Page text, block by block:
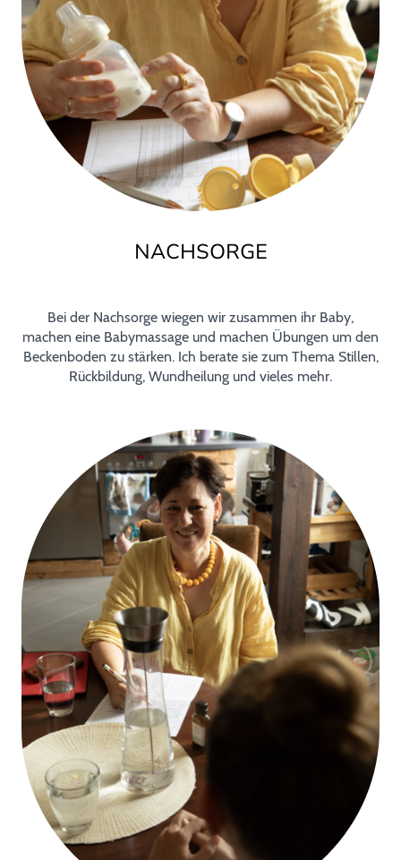
NACHSORGE
Bei der Nachsorge wiegen wir zusammen ihr Baby,
machen eine Babymassage und machen Übungen um den
Beckenboden zu stärken. Ich berate sie zum Thema Stillen,
Rückbildung, Wundheilung und vieles mehr.